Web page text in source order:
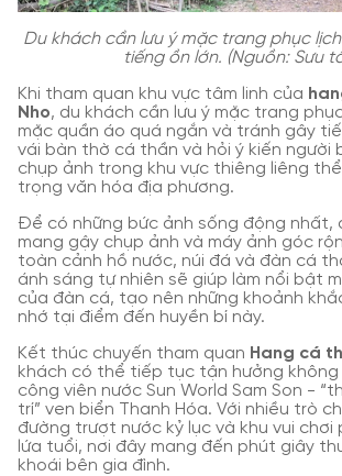
Du khách cần lưu ý mặc trang phục
tiếng ồn lớn. (Nguồn: Sưu
Khi tham quan khu vực tâm linh của
Nho, du khách cần lưu ý mặc trang
mặc quần áo quá ngắn và tránh gây
vái bàn thờ cá thần và hỏi ý kiến người
chụp ảnh trong khu vực thiêng liêng
trọng văn hóa địa phương.
Để có những bức ảnh sống động nhất,
mang gậy chụp ảnh và máy ảnh góc
toàn cảnh hồ nước, núi đá và đàn cá
ánh sáng tự nhiên sẽ giúp làm nổi bật
của đàn cá, tạo nên những khoảnh
nhớ tại điểm đến huyền bí này.
Kết thúc chuyến tham quan Hang cá
khách có thể tiếp tục tận hưởng
công viên nước Sun World Sam Son -
trí” ven biển Thanh Hóa. Với nhiều trò
đường trượt nước kỷ lục và khu vui chơi
lứa tuổi, nơi đây mang đến phút giây
khoái bên gia đình.